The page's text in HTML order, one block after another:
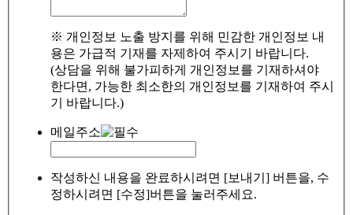
※ 개인정보 노출 방지를 위해 민감한 개인정보 내
용은 가급적 기재를 자제하여 주시기 바랍니다.
(상담을 위해 불가피하게 개인정보를 기재하셔야
한다면, 가능한 최소한의 개인정보를 기재하여 주시
기 바랍니다.)
메일주소
작성하신 내용을 완료하시려면 [보내기] 버튼을, 수
정하시려면 [수정]버튼을 눌러주세요.